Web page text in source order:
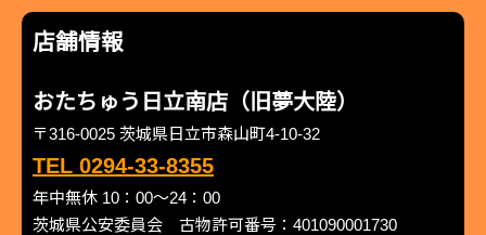
店舗情報
おたちゅう日立南店（旧夢大陸）
〒316-0025 茨城県日立市森山町4-10-32
TEL 0294-33-8355
年中無休 10：00～24：00
茨城県公安委員会 古物許可番号：401090001730